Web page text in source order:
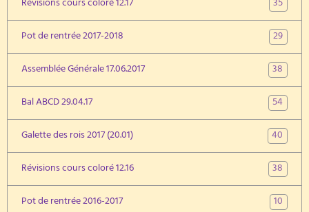
Révisions cours coloré 12.17
Pot de rentrée 2017-2018
29
Assemblée Générale 17.06.2017
38
Bal ABCD 29.04.17
54
Galette des rois 2017 (20.01)
40
Révisions cours coloré 12.16
38
Pot de rentrée 2016-2017
10